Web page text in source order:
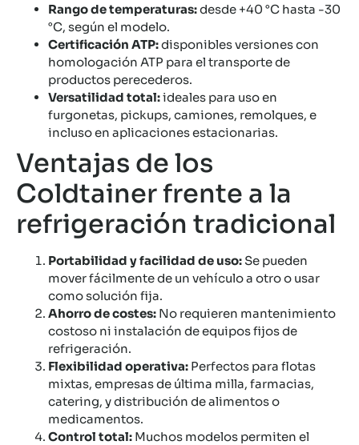
Rango de temperaturas:desde +40 °C hasta -30
°C, según el modelo.
Certificación ATP:disponibles versiones con
homologación ATP para el transporte de
productos perecederos.
Versatilidad total:ideales para uso en
furgonetas, pickups, camiones, remolques, e
incluso en aplicaciones estacionarias.
Ventajas de los
Coldtainer frente a la
refrigeración tradicional
Portabilidad y facilidad de uso: Se pueden
mover fácilmente de un vehículo a otro o usar
como solución fija.
Ahorro de costes: No requieren mantenimiento
costoso ni instalación de equipos fijos de
refrigeración.
Flexibilidad operativa: Perfectos para flotas
mixtas, empresas de última milla, farmacias,
catering, y distribución de alimentos o
medicamentos.
Control total: Muchos modelos permiten el